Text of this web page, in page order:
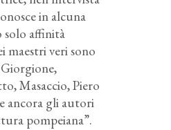
in alcuna
solo affinità
maestri veri sono
Masaccio, Piero
ancora gli autori
pompeiana”.